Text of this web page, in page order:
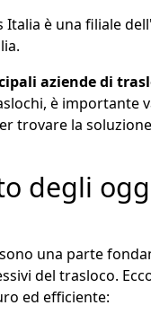
Italia è una filiale
aziende di
è importante
trovare la
degli
una parte
del trasloco.
ed efficiente: